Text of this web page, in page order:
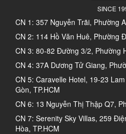
SINCE
CN 1: 357 Nguyễn Trãi, Phường
CN 2: 114 Hồ Văn Huê, Phường
CN 3: 80-82 Đường 3/2, Phường
CN 4: 37A Dương Tử Giang,
CN 5: Caravelle Hotel, 19-23
Gòn, TP.HCM
CN 6: 13 Nguyễn Thị Thập Q7,
CN 7: Serenity Sky Villas, 259
Hòa, TP.HCM